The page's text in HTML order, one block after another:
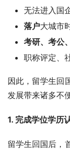
无法进入国
落户大城市
考研、考公
职称评定、
因此，留学生回
发展带来诸多不便
1. 完成学位学历
留学生回国后，